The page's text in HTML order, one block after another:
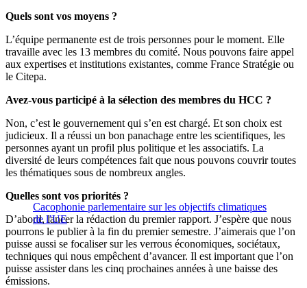
Quels sont vos moyens ?
L’équipe permanente est de trois personnes pour le moment. Elle
travaille avec les 13 membres du comité. Nous pouvons faire appel
aux expertises et institutions existantes, comme France Stratégie ou
le Citepa.
Avez-vous participé à la sélection des membres du HCC ?
Non, c’est le gouvernement qui s’en est chargé. Et son choix est
judicieux. Il a réussi un bon panachage entre les scientifiques, les
personnes ayant un profil plus politique et les associatifs. La
diversité de leurs compétences fait que nous pouvons couvrir toutes
les thématiques sous de nombreux angles.
Cacophonie parlementaire sur les objectifs climatiques
de l’UE
Quelles sont vos priorités ?
D’abord, lancer la rédaction du premier rapport. J’espère que nous
pourrons le publier à la fin du premier semestre. J’aimerais que l’on
puisse aussi se focaliser sur les verrous économiques, sociétaux,
techniques qui nous empêchent d’avancer. Il est important que l’on
puisse assister dans les cinq prochaines années à une baisse des
émissions.